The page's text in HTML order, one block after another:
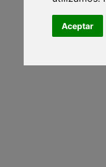
Aceptar